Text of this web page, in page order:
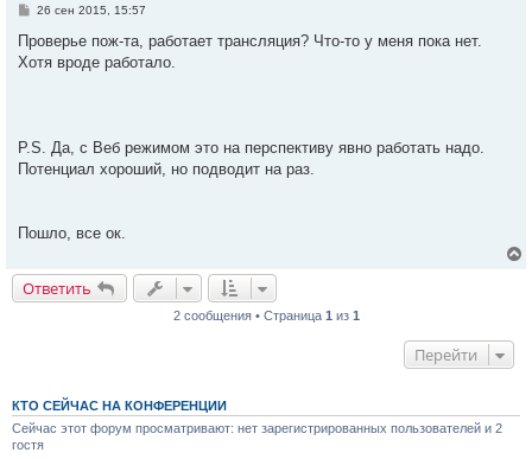
С
о
щ
26 сен 2015, 15:57
Проверье пож-та, работает трансляция? Что-то у меня пока нет.
Хотя вроде работало.
P.S. Да, с Веб режимом это на перспективу явно работать надо.
Потенциал хороший, но подводит на раз.
Пошло, все ок.
Ответить
2 сообщения • Страница 1 из 1
Перейти
КТО СЕЙЧАС НА КОНФЕРЕНЦИИ
Сейчас этот форум просматривают: нет зарегистрированных пользователей и 2
гостя